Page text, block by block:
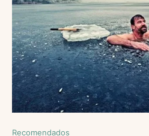
Recomendados